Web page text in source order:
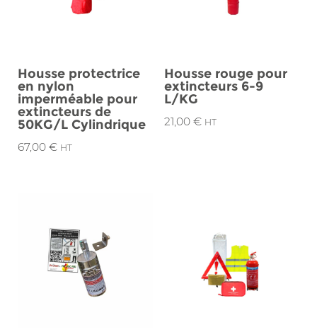
Housse protectrice
en nylon
imperméable pour
extincteurs de
50KG/L Cylindrique
67,00 € HT
Housse rouge pour
extincteurs 6-9
L/KG
21,00 € HT